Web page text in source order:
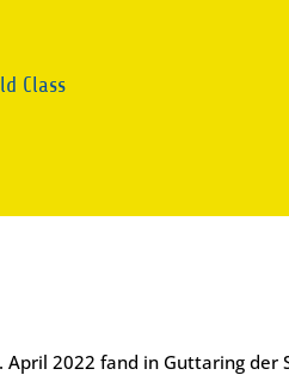
Class
April 2022 fand in Guttaring